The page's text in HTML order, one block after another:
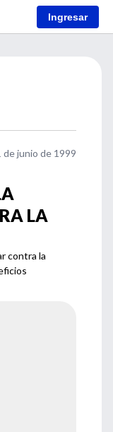
Ingresar
de junio de 1999
LA
contra la